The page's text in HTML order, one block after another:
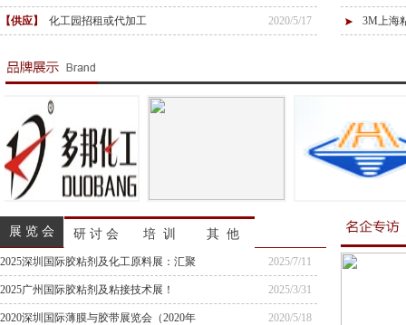
【供应】 化工园招租或代加工 2020/5/17 3M上海
展 览 会 研 讨 会 培 训 其 他
2025深圳国际胶粘剂及化工原料展：汇聚
全球资源，共
2025/7/11
2025广州国际胶粘剂及粘接技术展！ 2025/3/31
2020深圳国际薄膜与胶带展览会（2020年 2020/5/18